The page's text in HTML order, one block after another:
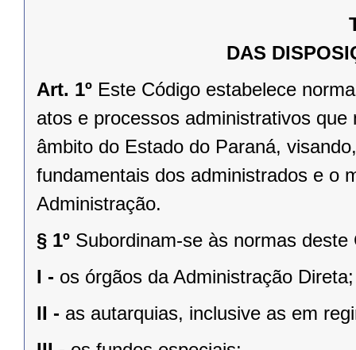
DAS
Art. 1º Este Código estabelece
atos e processos administrativos
âmbito do Estado do Paraná,
fundamentais dos administrados e o
Administração.
§ 1º Subordinam-se às normas deste
I - os órgãos da Administração Direta;
II - as autarquias, inclusive as em